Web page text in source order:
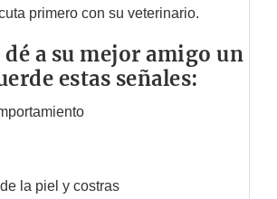
primero con su veterinario.
dé a su mejor amigo un
estas señales:
la piel y costras